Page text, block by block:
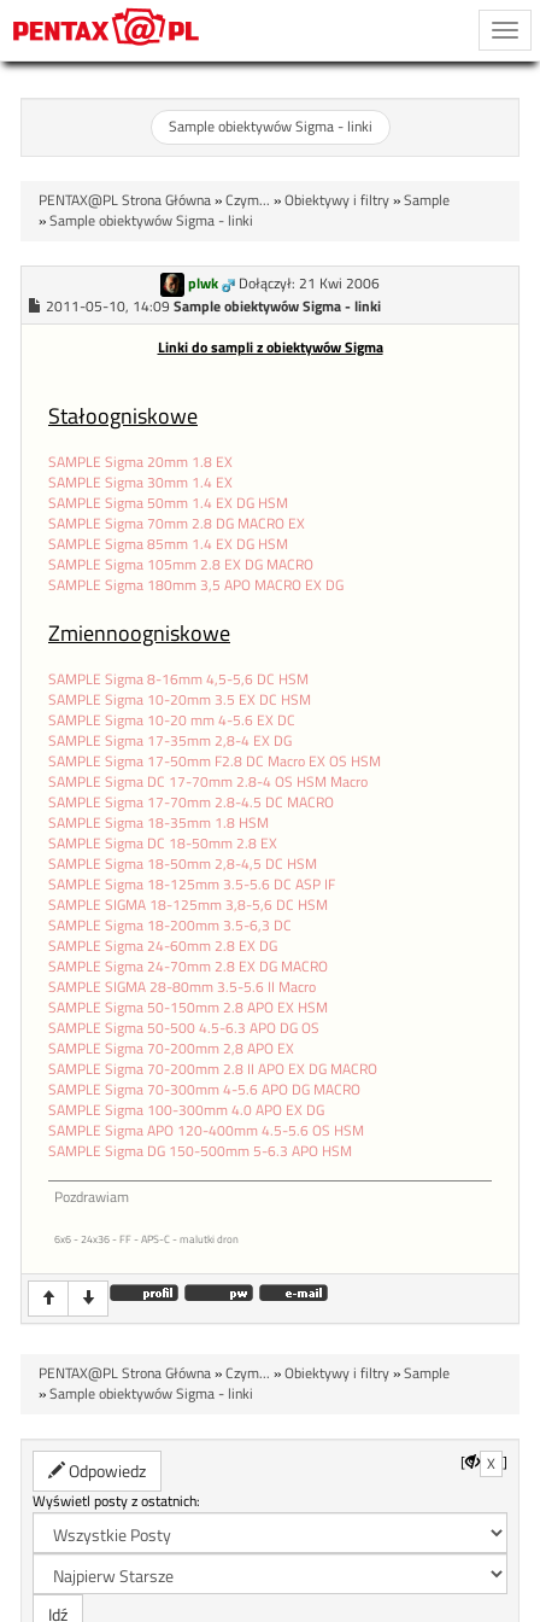
Sample obiektywów Sigma - linki
PENTAX@PL Strona Główna»Czym... »Obiektywy i filtry»Sample
»Sample obiektywów Sigma - linki
plwk
Dołączył: 21 Kwi 2006
2011-05-10, 14:09 Sample obiektywów Sigma - linki
Linki do sampli z obiektywów Sigma
Stałoogniskowe
SAMPLE Sigma 20mm 1.8 EX
SAMPLE Sigma 30mm 1.4 EX
SAMPLE Sigma 50mm 1.4 EX DG HSM
SAMPLE Sigma 70mm 2.8 DG MACRO EX
SAMPLE Sigma 85mm 1.4 EX DG HSM
SAMPLE Sigma 105mm 2.8 EX DG MACRO
SAMPLE Sigma 180mm 3,5 APO MACRO EX DG
Zmiennoogniskowe
SAMPLE Sigma 8-16mm 4,5-5,6 DC HSM
SAMPLE Sigma 10-20mm 3.5 EX DC HSM
SAMPLE Sigma 10-20 mm 4-5.6 EX DC
SAMPLE Sigma 17-35mm 2,8-4 EX DG
SAMPLE Sigma 17-50mm F2.8 DC Macro EX OS HSM
SAMPLE Sigma DC 17-70mm 2.8-4 OS HSM Macro
SAMPLE Sigma 17-70mm 2.8-4.5 DC MACRO
SAMPLE Sigma 18-35mm 1.8 HSM
SAMPLE Sigma DC 18-50mm 2.8 EX
SAMPLE Sigma 18-50mm 2,8-4,5 DC HSM
SAMPLE Sigma 18-125mm 3.5-5.6 DC ASP IF
SAMPLE SIGMA 18-125mm 3,8-5,6 DC HSM
SAMPLE Sigma 18-200mm 3.5-6,3 DC
SAMPLE Sigma 24-60mm 2.8 EX DG
SAMPLE Sigma 24-70mm 2.8 EX DG MACRO
SAMPLE SIGMA 28-80mm 3.5-5.6 II Macro
SAMPLE Sigma 50-150mm 2.8 APO EX HSM
SAMPLE Sigma 50-500 4.5-6.3 APO DG OS
SAMPLE Sigma 70-200mm 2,8 APO EX
SAMPLE Sigma 70-200mm 2.8 II APO EX DG MACRO
SAMPLE Sigma 70-300mm 4-5.6 APO DG MACRO
SAMPLE Sigma 100-300mm 4.0 APO EX DG
SAMPLE Sigma APO 120-400mm 4.5-5.6 OS HSM
SAMPLE Sigma DG 150-500mm 5-6.3 APO HSM
Pozdrawiam
6x6 - 24x36 - FF - APS-C - malutki dron
PENTAX@PL Strona Główna»Czym... »Obiektywy i filtry»Sample
»Sample obiektywów Sigma - linki
Odpowiedz [ X ]
Wyświetl posty z ostatnich: